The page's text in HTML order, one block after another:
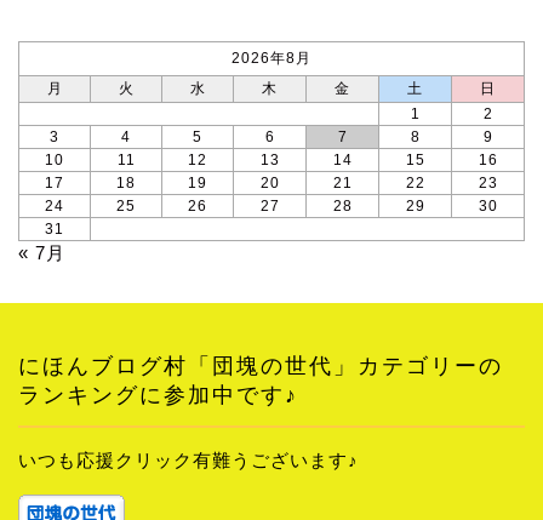
2026年8月
月
火 水 木 金 土
日
1
2
3
4 5 6 7 8
9
10
11 12 13 14 15
16
17
18 19 20 21 22
23
24
25 26 27 28 29
30
31
« 7月
にほんブログ村「団塊の世代」カテゴリーの
ランキングに参加中です♪
いつも応援クリック有難うございます♪